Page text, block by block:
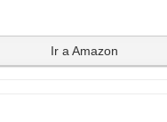
Ir a Amazon